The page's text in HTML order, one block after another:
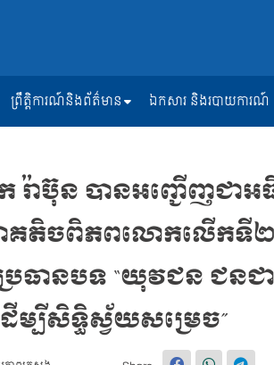
ព្រឹត្តិការណ៍និងព័ត៌មាន ឯកសារ និងរបាយការណ៍
ាប៊ុន បានអញ្ជើញជាអធិ
ាគតិចពិភពលោកលើកទី
រធានបទ “យុវជន ជនជ
ើម្បីសិទ្ធិស្វ័យសម្រេច”